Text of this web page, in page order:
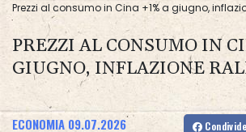
Prezzi al consumo in Cina +1% a giugno,
PREZZI AL CONSUMO IN
GIUGNO, INFLAZIONE
ECONOMIA 09.07.2026